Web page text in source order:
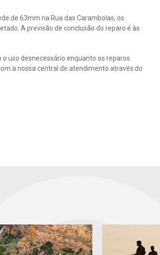
de 63mm na Rua das Carambolas, os
A previsão de conclusão do reparo é às
uso desnecessário enquanto os reparos
a nossa central de atendimento através do